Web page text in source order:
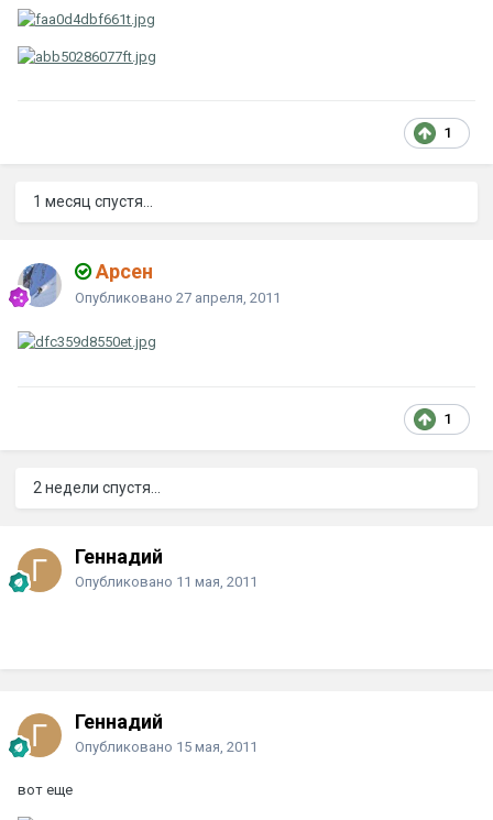
1
1 месяц спустя...
Арсен
Опубликовано 27 апреля, 2011
1
2 недели спустя...
Геннадий
Опубликовано 11 мая, 2011
Геннадий
Опубликовано 15 мая, 2011
вот еще